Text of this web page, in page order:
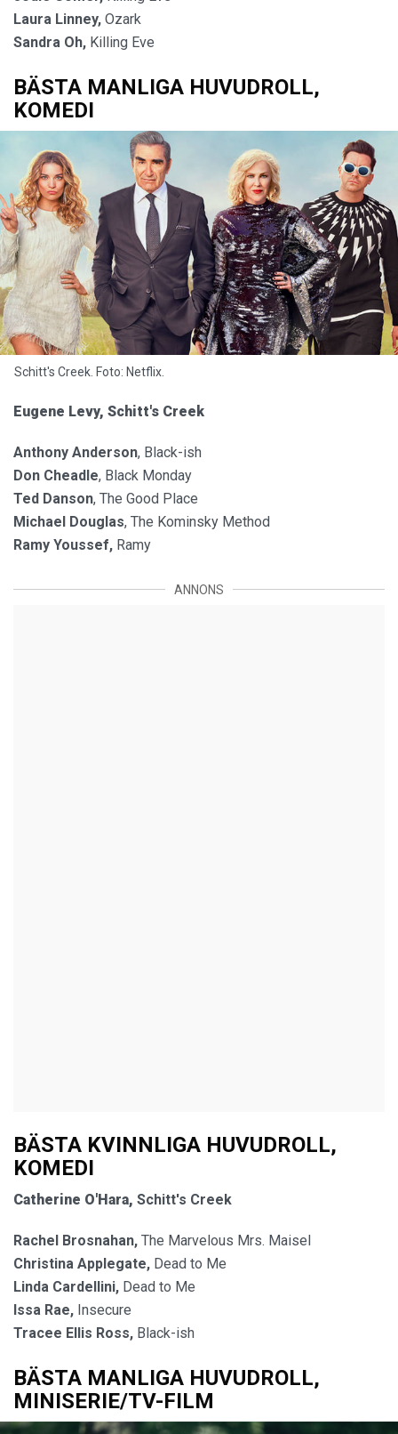
Laura Linney, Ozark
Sandra Oh, Killing Eve
BÄSTA MANLIGA HUVUDROLL,
KOMEDI
Schitt's Creek. Foto: Netflix.
Eugene Levy, Schitt's Creek
Anthony Anderson, Black-ish
Don Cheadle, Black Monday
Ted Danson, The Good Place
Michael Douglas, The Kominsky Method
Ramy Youssef, Ramy
ANNONS
BÄSTA KVINNLIGA HUVUDROLL,
KOMEDI
Catherine O'Hara, Schitt's Creek
Rachel Brosnahan, The Marvelous Mrs. Maisel
Christina Applegate, Dead to Me
Linda Cardellini, Dead to Me
Issa Rae, Insecure
Tracee Ellis Ross, Black-ish
BÄSTA MANLIGA HUVUDROLL,
MINISERIE/TV-FILM